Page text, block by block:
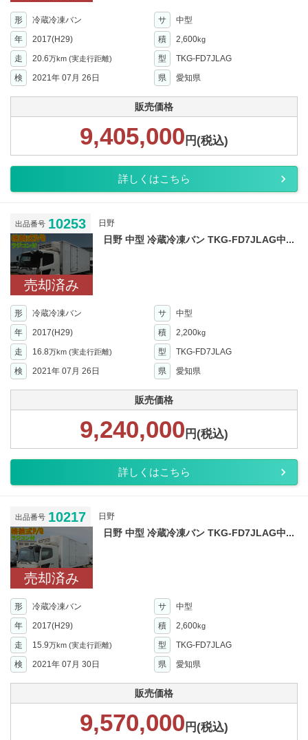
形 冷蔵冷凍バン サ
中型
年
2017(H29) 積 2,600kg
走 20.6万km (実走行距離) 型
TKG-FD7JLAG
検
2021年 07月 26日 県 愛知県
販売価格
9,405,000 円(税込)
詳しくはこちら
出品番号 10253 日野
売却済み
日野 中型 冷蔵冷凍バン TKG-FD7JLAG中...
形 冷蔵冷凍バン サ
中型
年
2017(H29) 積 2,200kg
走 16.8万km (実走行距離) 型
TKG-FD7JLAG
検
2021年 07月 26日 県 愛知県
販売価格
9,240,000 円(税込)
詳しくはこちら
出品番号 10217 日野
売却済み
日野 中型 冷蔵冷凍バン TKG-FD7JLAG中...
形 冷蔵冷凍バン サ
中型
年
2017(H29) 積 2,600kg
走 15.9万km (実走行距離) 型
TKG-FD7JLAG
検
2021年 07月 30日 県 愛知県
販売価格
9,570,000 円(税込)